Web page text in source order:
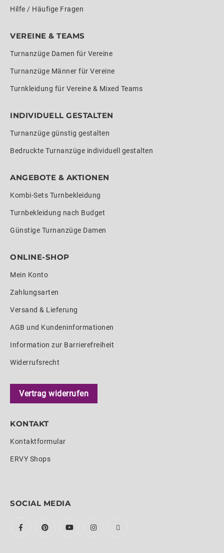
Hilfe / Häufige Fragen
VEREINE & TEAMS
Turnanzüge Damen für Vereine
Turnanzüge Männer für Vereine
Turnkleidung für Vereine & Mixed Teams
INDIVIDUELL GESTALTEN
Turnanzüge günstig gestalten
Bedruckte Turnanzüge individuell gestalten
ANGEBOTE & AKTIONEN
Kombi-Sets Turnbekleidung
Turnbekleidung nach Budget
Günstige Turnanzüge Damen
ONLINE-SHOP
Mein Konto
Zahlungsarten
Versand & Lieferung
AGB und Kundeninformationen
Information zur Barrierefreiheit
Widerrufsrecht
Vertrag widerrufen
KONTAKT
Kontaktformular
ERVY Shops
SOCIAL MEDIA